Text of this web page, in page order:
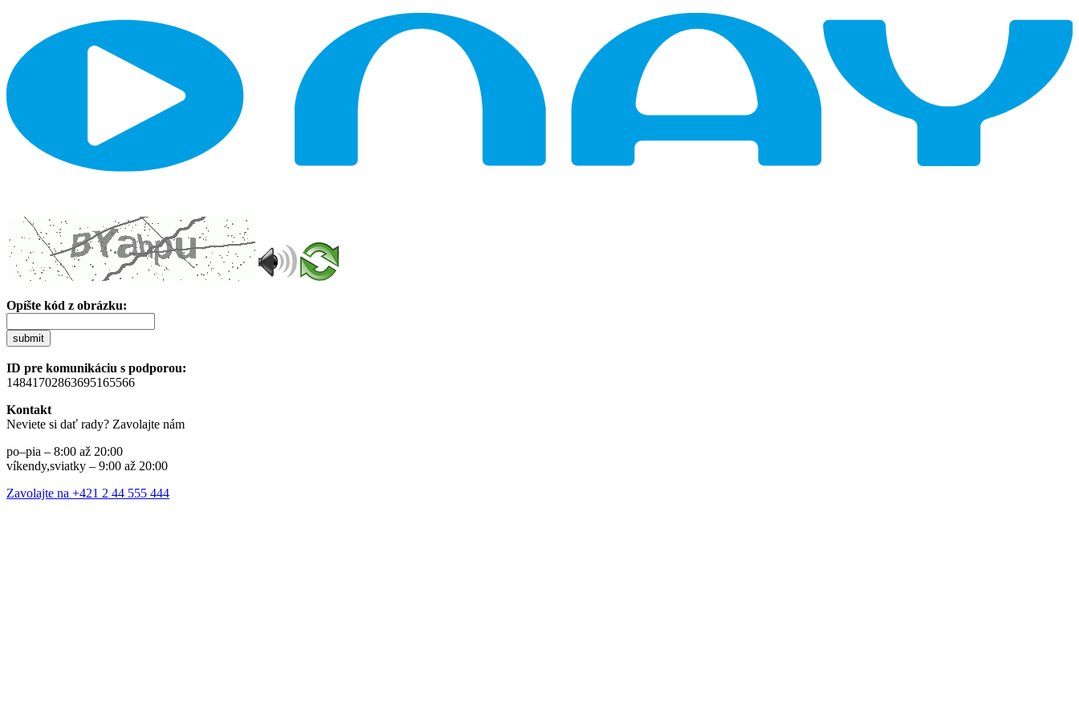
Opíšte kód z obrázku:
submit
ID pre komunikáciu s podporou:
14841702863695165566
Kontakt
Neviete si dať rady? Zavolajte nám
po–pia – 8:00 až 20:00
víkendy,sviatky – 9:00 až 20:00
Zavolajte na +421 2 44 555 444